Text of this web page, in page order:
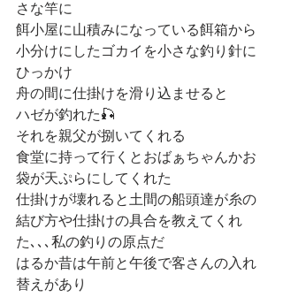
さな竿に
餌小屋に山積みになっている餌箱から
小分けにしたゴカイを小さな釣り針に
ひっかけ
舟の間に仕掛けを滑り込ませると
ハゼが釣れた🎣
それを親父が捌いてくれる
食堂に持って行くとおばぁちゃんかお
袋が天ぷらにしてくれた
仕掛けが壊れると土間の船頭達が糸の
結び方や仕掛けの具合を教えてくれ
た､､､私の釣りの原点だ
はるか昔は午前と午後で客さんの入れ
替えがあり